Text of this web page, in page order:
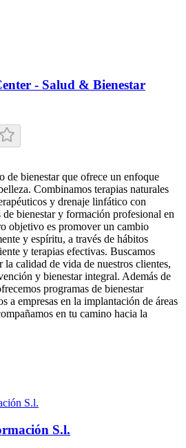
- Salud & Bienestar
de bienestar que ofrece un enfoque
Combinamos terapias naturales
y drenaje linfático con
bienestar y formación profesional en
objetivo es promover un cambio
y espíritu, a través de hábitos
y terapias efectivas. Buscamos
calidad de vida de nuestros clientes,
y bienestar integral. Además de
programas de bienestar
a empresas en la implantación de áreas
en tu camino hacia la
S.l.